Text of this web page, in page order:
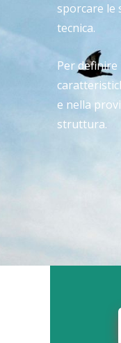
sporcare le
tecnica.
Per definire
e nella
struttura.